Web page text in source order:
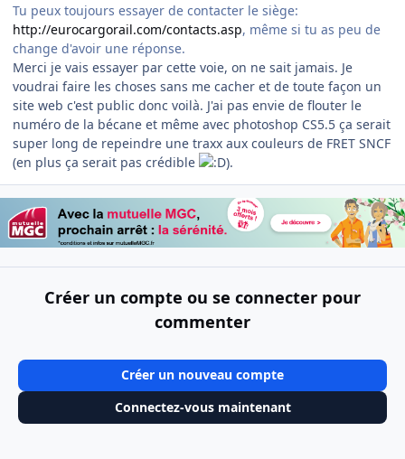
Tu peux toujours essayer de contacter le siège:
http://eurocargorail.com/contacts.asp, même si tu as peu de
change d'avoir une réponse.
Merci je vais essayer par cette voie, on ne sait jamais. Je
voudrai faire les choses sans me cacher et de toute façon un
site web c'est public donc voilà. J'ai pas envie de flouter le
numéro de la bécane et même avec photoshop CS5.5 ça serait
super long de repeindre une traxx aux couleurs de FRET SNCF
(en plus ça serait pas crédible
).
Créer un compte ou se connecter pour
commenter
Créer un nouveau compte
Connectez-vous maintenant